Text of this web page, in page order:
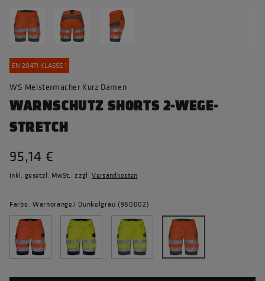
EN 20471 KLASSE 1
WS Meistermacher Kurz Damen
WARNSCHUTZ SHORTS 2-WEGE-
STRETCH
95,14 €
inkl. gesetzl. MwSt., zzgl.Versandkosten
Farbe: Warnorange/ Dunkelgrau (980002)